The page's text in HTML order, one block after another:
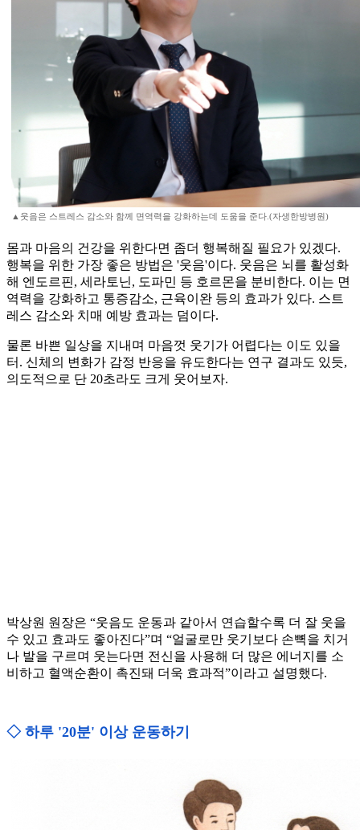
▲웃음은 스트레스 감소와 함께 면역력을 강화하는데 도움을 준다.(자생한방병원)
몸과 마음의 건강을 위한다면 좀더 행복해질 필요가 있겠다.
행복을 위한 가장 좋은 방법은 '웃음'이다. 웃음은 뇌를 활성화
해 엔도르핀, 세라토닌, 도파민 등 호르몬을 분비한다. 이는 면
역력을 강화하고 통증감소, 근육이완 등의 효과가 있다. 스트
레스 감소와 치매 예방 효과는 덤이다.
물론 바쁜 일상을 지내며 마음껏 웃기가 어렵다는 이도 있을
터. 신체의 변화가 감정 반응을 유도한다는 연구 결과도 있듯,
의도적으로 단 20초라도 크게 웃어보자.
박상원 원장은 “웃음도 운동과 같아서 연습할수록 더 잘 웃을
수 있고 효과도 좋아진다”며 “얼굴로만 웃기보다 손뼉을 치거
나 발을 구르며 웃는다면 전신을 사용해 더 많은 에너지를 소
비하고 혈액순환이 촉진돼 더욱 효과적”이라고 설명했다.
◇ 하루 '20분' 이상 운동하기